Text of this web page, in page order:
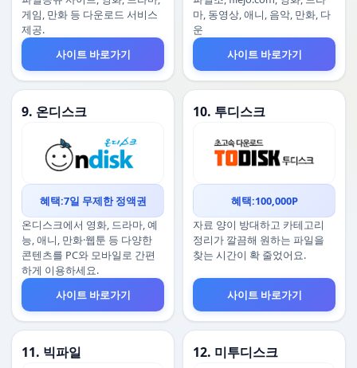
게임, 만화 등 다운로드 서비스
제공.
사이트 바로가기
마, 동영상, 애니, 음악, 만화, 다
운
사이트 바로가기
9. 온디스크
혜택:7일 무제한 정액권
온디스크에서 영화, 드라마, 예
능, 애니, 만화·웹툰 등 다양한
콘텐츠를 PC와 모바일로 간편
하게 이용하세요.
사이트 바로가기
10. 투디스크
혜택:100,000P
자료 양이 방대하고 카테고리
정리가 깔끔해 원하는 파일을
찾는 시간이 확 줄었어요.
사이트 바로가기
11. 빅파일 12. 미투디스크